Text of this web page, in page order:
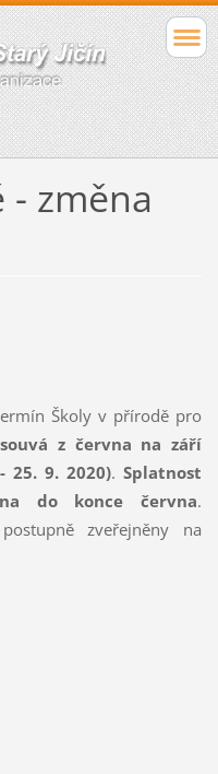
změna
Školy v přírodě pro
z června na září
25. 9. 2020).Splatnost
do konce června.
zveřejněny na